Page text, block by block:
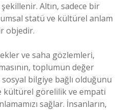
Altın, sadece bir
statü ve kültürel anlam
objedir.
ve saha gözlemleri,
toplumun değer
bilgiye bağlı olduğunu
kültürel görelilik ve empati
sağlar. İnsanların,